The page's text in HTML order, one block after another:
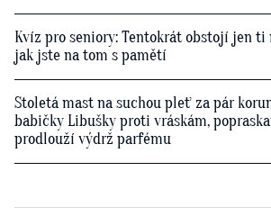
Kvíz pro seniory: Tentokrát obstojí jen ti
jak jste na tom s pamětí
Stoletá mast na suchou pleť za pár
babičky Libušky proti vráskám,
prodlouží výdrž parfému